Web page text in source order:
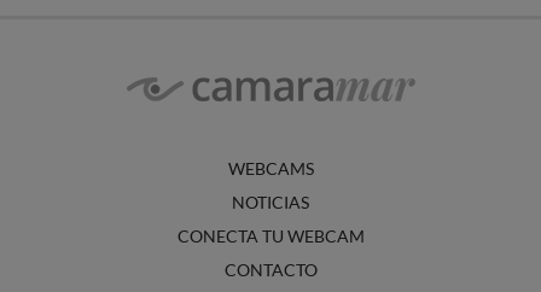
WEBCAMS
NOTICIAS
CONECTA TU WEBCAM
CONTACTO